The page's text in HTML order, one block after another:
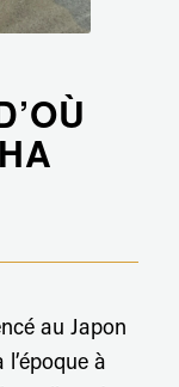
au Japon
à